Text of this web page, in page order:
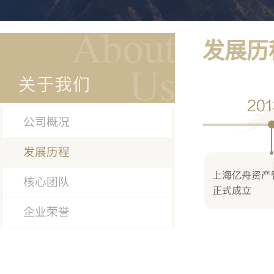
公司概况
发展历程
核心团队
企业荣誉
发展历